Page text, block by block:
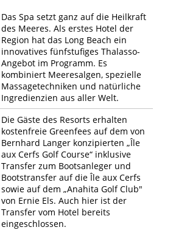
Das Spa setzt ganz auf die Heilkraft
des Meeres. Als erstes Hotel der
Region hat das Long Beach ein
innovatives fünfstufiges Thalasso-
Angebot im Programm. Es
kombiniert Meeresalgen, spezielle
Massagetechniken und natürliche
Ingredienzien aus aller Welt.
Die Gäste des Resorts erhalten
kostenfreie Greenfees auf dem von
Bernhard Langer konzipierten „Île
aux Cerfs Golf Course“ inklusive
Transfer zum Bootsanleger und
Bootstransfer auf die Île aux Cerfs
sowie auf dem „Anahita Golf Club"
von Ernie Els. Auch hier ist der
Transfer vom Hotel bereits
eingeschlossen.